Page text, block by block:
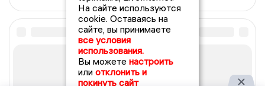
На сайте используются
cookie. Оставаясь на
сайте, вы принимаете
все условия
использования.
Вы можете настроить
или отклонить и
покинуть сайт